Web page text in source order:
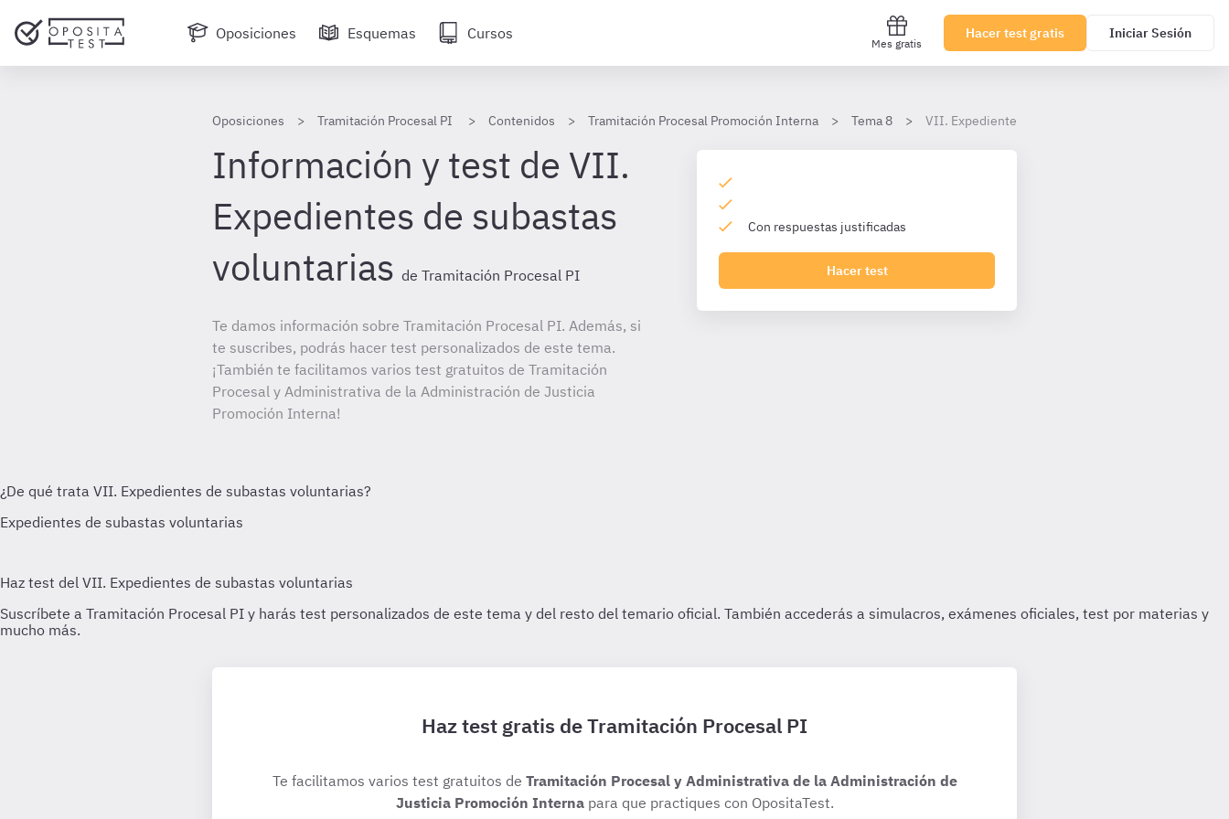
Oposiciones Esquemas Cursos
Mes gratis
Hacer test gratis Iniciar Sesión
Oposiciones Tramitación Procesal PI Contenidos Tramitación Procesal Promoción Interna Tema 8 VII. Expedientes de subastas voluntarias
Información y test de VII.
Expedientes de subastas
voluntarias de Tramitación Procesal PI
Te damos información sobre Tramitación Procesal PI. Además, si
te suscribes, podrás hacer test personalizados de este tema.
¡También te facilitamos varios test gratuitos de Tramitación
Procesal y Administrativa de la Administración de Justicia
Promoción Interna!
Con respuestas justificadas
Hacer test
Haz test gratis de Tramitación Procesal PI
Te facilitamos varios test gratuitos de Tramitación Procesal y Administrativa de la Administración de
Justicia Promoción Internapara que practiques con OpositaTest.